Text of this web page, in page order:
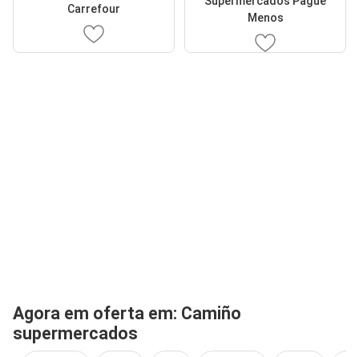
Carrefour
Menos
Agora em oferta em: Camiño
supermercados